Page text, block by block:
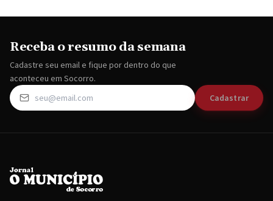
Receba o resumo da semana
Cadastre seu email e fique por dentro do que
aconteceu em Socorro.
Cadastrar